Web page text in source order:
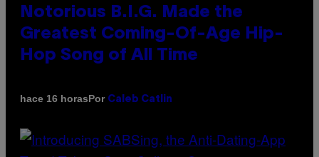
Notorious B.I.G. Made the
Greatest Coming-Of-Age Hip-
Hop Song of All Time
hace 16 horasPor Caleb Catlin